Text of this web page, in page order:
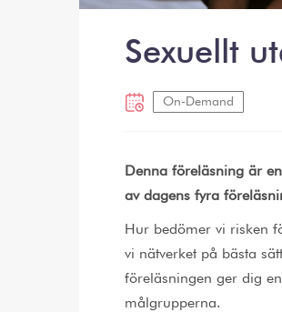
Sexuellt
On-Demand
Denna föreläsning är
av dagens fyra
Hur bedömer vi risken
vi nätverket på bästa
föreläsningen ger dig
målgrupperna.